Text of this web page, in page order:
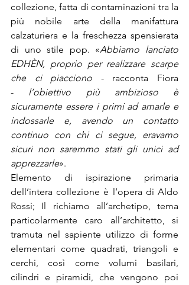
collezione, fatta di contaminazioni tra la
più nobile arte della manifattura
calzaturiera e la freschezza spensierata
di uno stile pop. «Abbiamo lanciato
EDHÈN, proprio per realizzare scarpe
che ci piacciono - racconta Fiora
- l’obiettivo più ambizioso è
sicuramente essere i primi ad amarle e
indossarle e, avendo un contatto
continuo con chi ci segue, eravamo
sicuri non saremmo stati gli unici ad
apprezzarle».
Elemento di ispirazione primaria
dell’intera collezione è l’opera di Aldo
Rossi; Il richiamo all’archetipo, tema
particolarmente caro all’architetto, si
tramuta nel sapiente utilizzo di forme
elementari come quadrati, triangoli e
cerchi, così come volumi basilari,
cilindri e piramidi, che vengono poi